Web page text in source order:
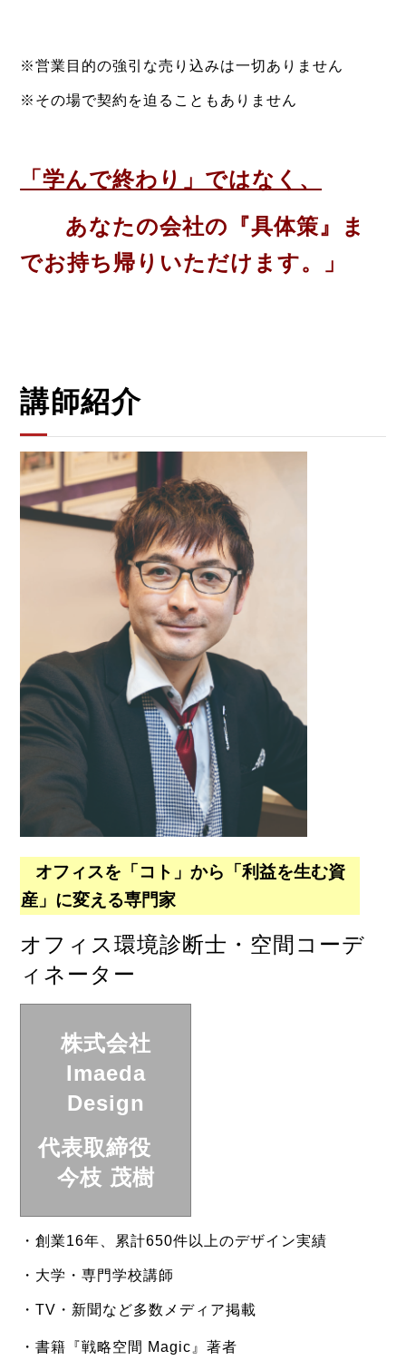
※営業目的の強引な売り込みは一切ありません
※その場で契約を迫ることもありません
「学んで終わり」ではなく、
あなたの会社の『具体策』ま
でお持ち帰りいただけます。」
講師紹介
オフィスを「コト」から「利益を生む資
産」に変える専門家
オフィス環境診断士・空間コーデ
ィネーター
株式会社
Imaeda
Design
代表取締役
今枝 茂樹
・創業16年、累計650件以上のデザイン実績
・大学・専門学校講師
・TV・新聞など多数メディア掲載
・書籍『戦略空間 Magic』著者